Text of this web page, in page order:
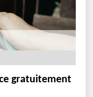
gratuitement